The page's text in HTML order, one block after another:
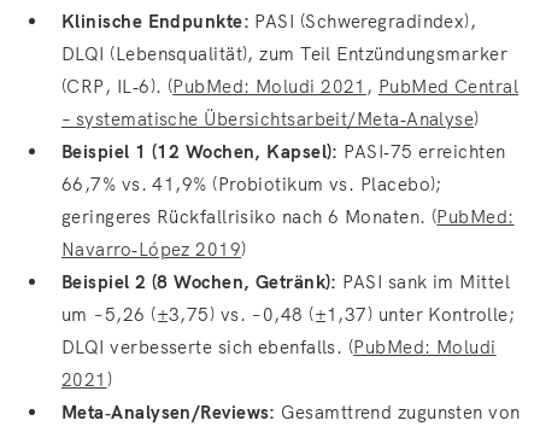
Klinische Endpunkte: PASI (Schweregradindex),
DLQI (Lebensqualität), zum Teil Entzündungsmarker
(CRP, IL‑6). (PubMed: Moludi 2021 , PubMed Central
– systematische Übersichtsarbeit/Meta‑Analyse)
Beispiel 1 (12 Wochen, Kapsel): PASI‑75 erreichten
66,7% vs. 41,9% (Probiotikum vs. Placebo);
geringeres Rückfallrisiko nach 6 Monaten. (PubMed:
Navarro‑López 2019)
Beispiel 2 (8 Wochen, Getränk): PASI sank im Mittel
um −5,26 (±3,75) vs. −0,48 (±1,37) unter Kontrolle;
DLQI verbesserte sich ebenfalls. (PubMed: Moludi
2021 )
Meta‑Analysen/Reviews: Gesamttrend zugunsten von